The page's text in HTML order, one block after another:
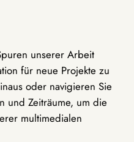
unserer Arbeit
für neue Projekte zu
oder navigieren Sie
und Zeiträume, um die
multimedialen